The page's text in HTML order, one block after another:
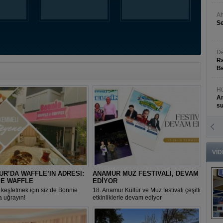
WAFFLE’IN ADRESİ:
WAFFLE
için siz de Bonnie
uğrayın!
ANAMUR MUZ FESTİVALİ, DEVAM
EDİYOR
18. Anamur Kültür ve Muz festivali çeşitli
etkinliklerle devam ediyor